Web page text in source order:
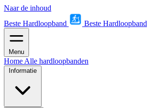
Naar de inhoud
Beste Hardloopband
Beste Hardloopband
Menu
Home Alle hardloopbanden
Informatie